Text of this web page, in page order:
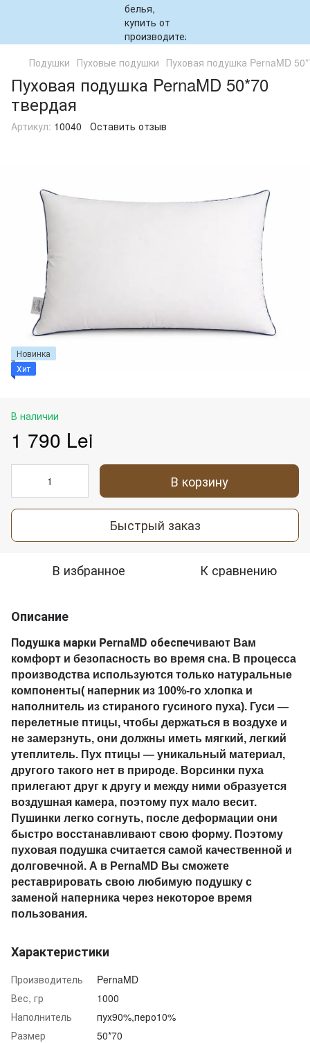
Подушки Пуховые подушки Пуховая подушка PernaMD
Пуховая подушка PernaMD 50*70
твердая
Артикул: 10040 Оставить отзыв
Новинка
Хит
В наличии
1 790 Lei
В корзину
Быстрый заказ
В избранное К сравнению
Описание
Подушка марки PernaMD обеспечивают Вам
комфорт и безопасность во время сна. В процесса
производства используются только натуральные
компоненты( наперник из 100%-го хлопка и
наполнитель из стираного гусиного пуха). Гуси —
перелетные птицы, чтобы держаться в воздухе и
не замерзнуть, они должны иметь мягкий, легкий
утеплитель. Пух птицы — уникальный материал,
другого такого нет в природе. Ворсинки пуха
прилегают друг к другу и между ними образуется
воздушная камера, поэтому пух мало весит.
Пушинки легко согнуть, после деформации они
быстро восстанавливают свою форму. Поэтому
пуховая подушка считается самой качественной и
долговечной. А в PernaMD Вы сможете
реставрировать свою любимую подушку с
заменой наперника через некоторое время
пользования.
Характеристики
Производитель
PernaMD
Вес, гр
1000
Наполнитель
пух90%,перо10%
Размер
50*70